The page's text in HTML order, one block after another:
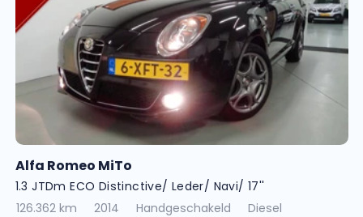
Alfa Romeo MiTo
1.3 JTDm ECO Distinctive/ Leder/ Navi/ 17''
126.362 km
2014 Handgeschakeld Diesel